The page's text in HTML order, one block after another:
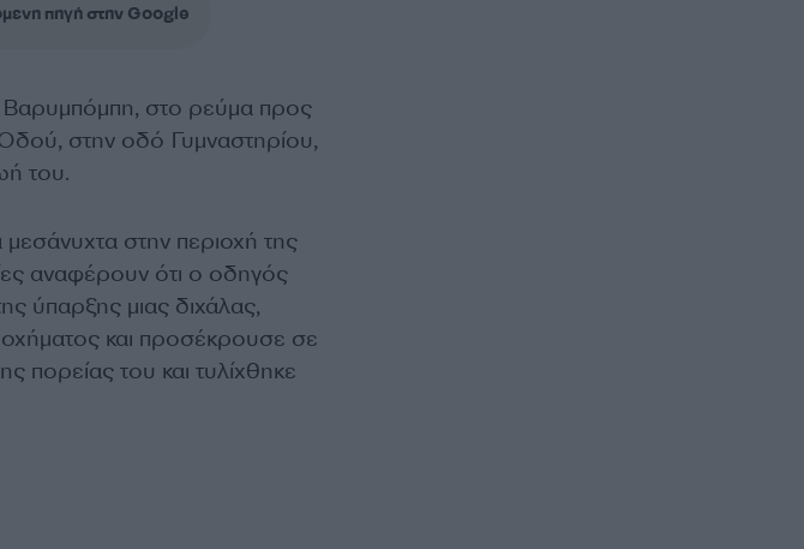
πηγή στην Google
στο ρεύμα προς
στην οδό Γυμναστηρίου,
του.
στην περιοχή της
αναφέρουν ότι ο οδηγός
ύπαρξης μιας διχάλας,
και προσέκρουσε σε
πορείας του και τυλίχθηκε